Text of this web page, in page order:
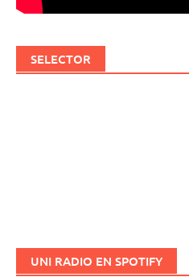
SELECTOR
UNI RADIO EN SPOTIFY